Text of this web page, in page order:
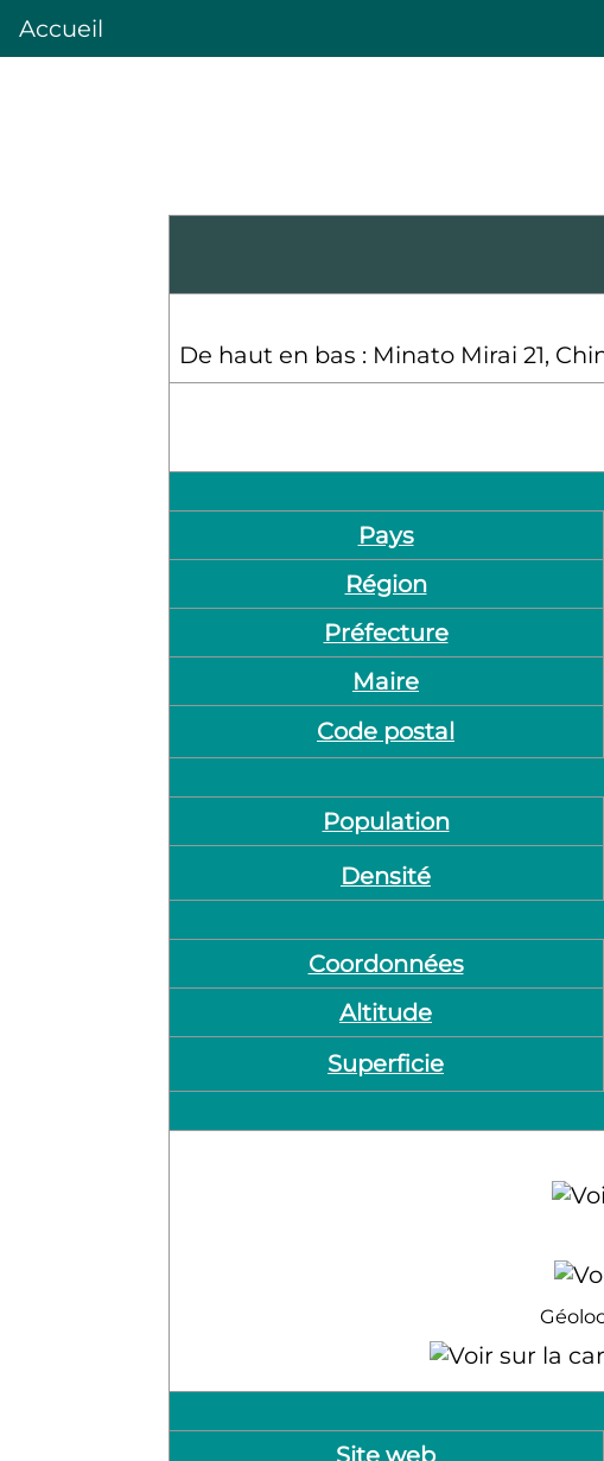
Accueil
De haut en bas : Minato Mirai 21,
Pays
Région
Préfecture
Maire
Code postal
Population
Densité
Coordonnées
Altitude
Superficie
Site web